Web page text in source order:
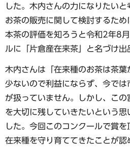
した。木内さんの力になりたいと
お茶の販売に関して検討するため
本茶の評価を知ろうと令和2年8
ルに「片倉産在来茶」と名づけ出
木内さんは「在来種のお茶は茶
少ないので利益にならず、今で
が扱っていません。しかし、こ
を大切に残していきたいという
した。今回このコンクールで賞
在来種を守り育ててきたことが